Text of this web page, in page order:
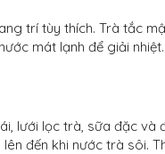
trí tùy thích. Trà tắc
mát lạnh để giải
lưới lọc trà, sữa đặc và
đến khi nước trà sôi.